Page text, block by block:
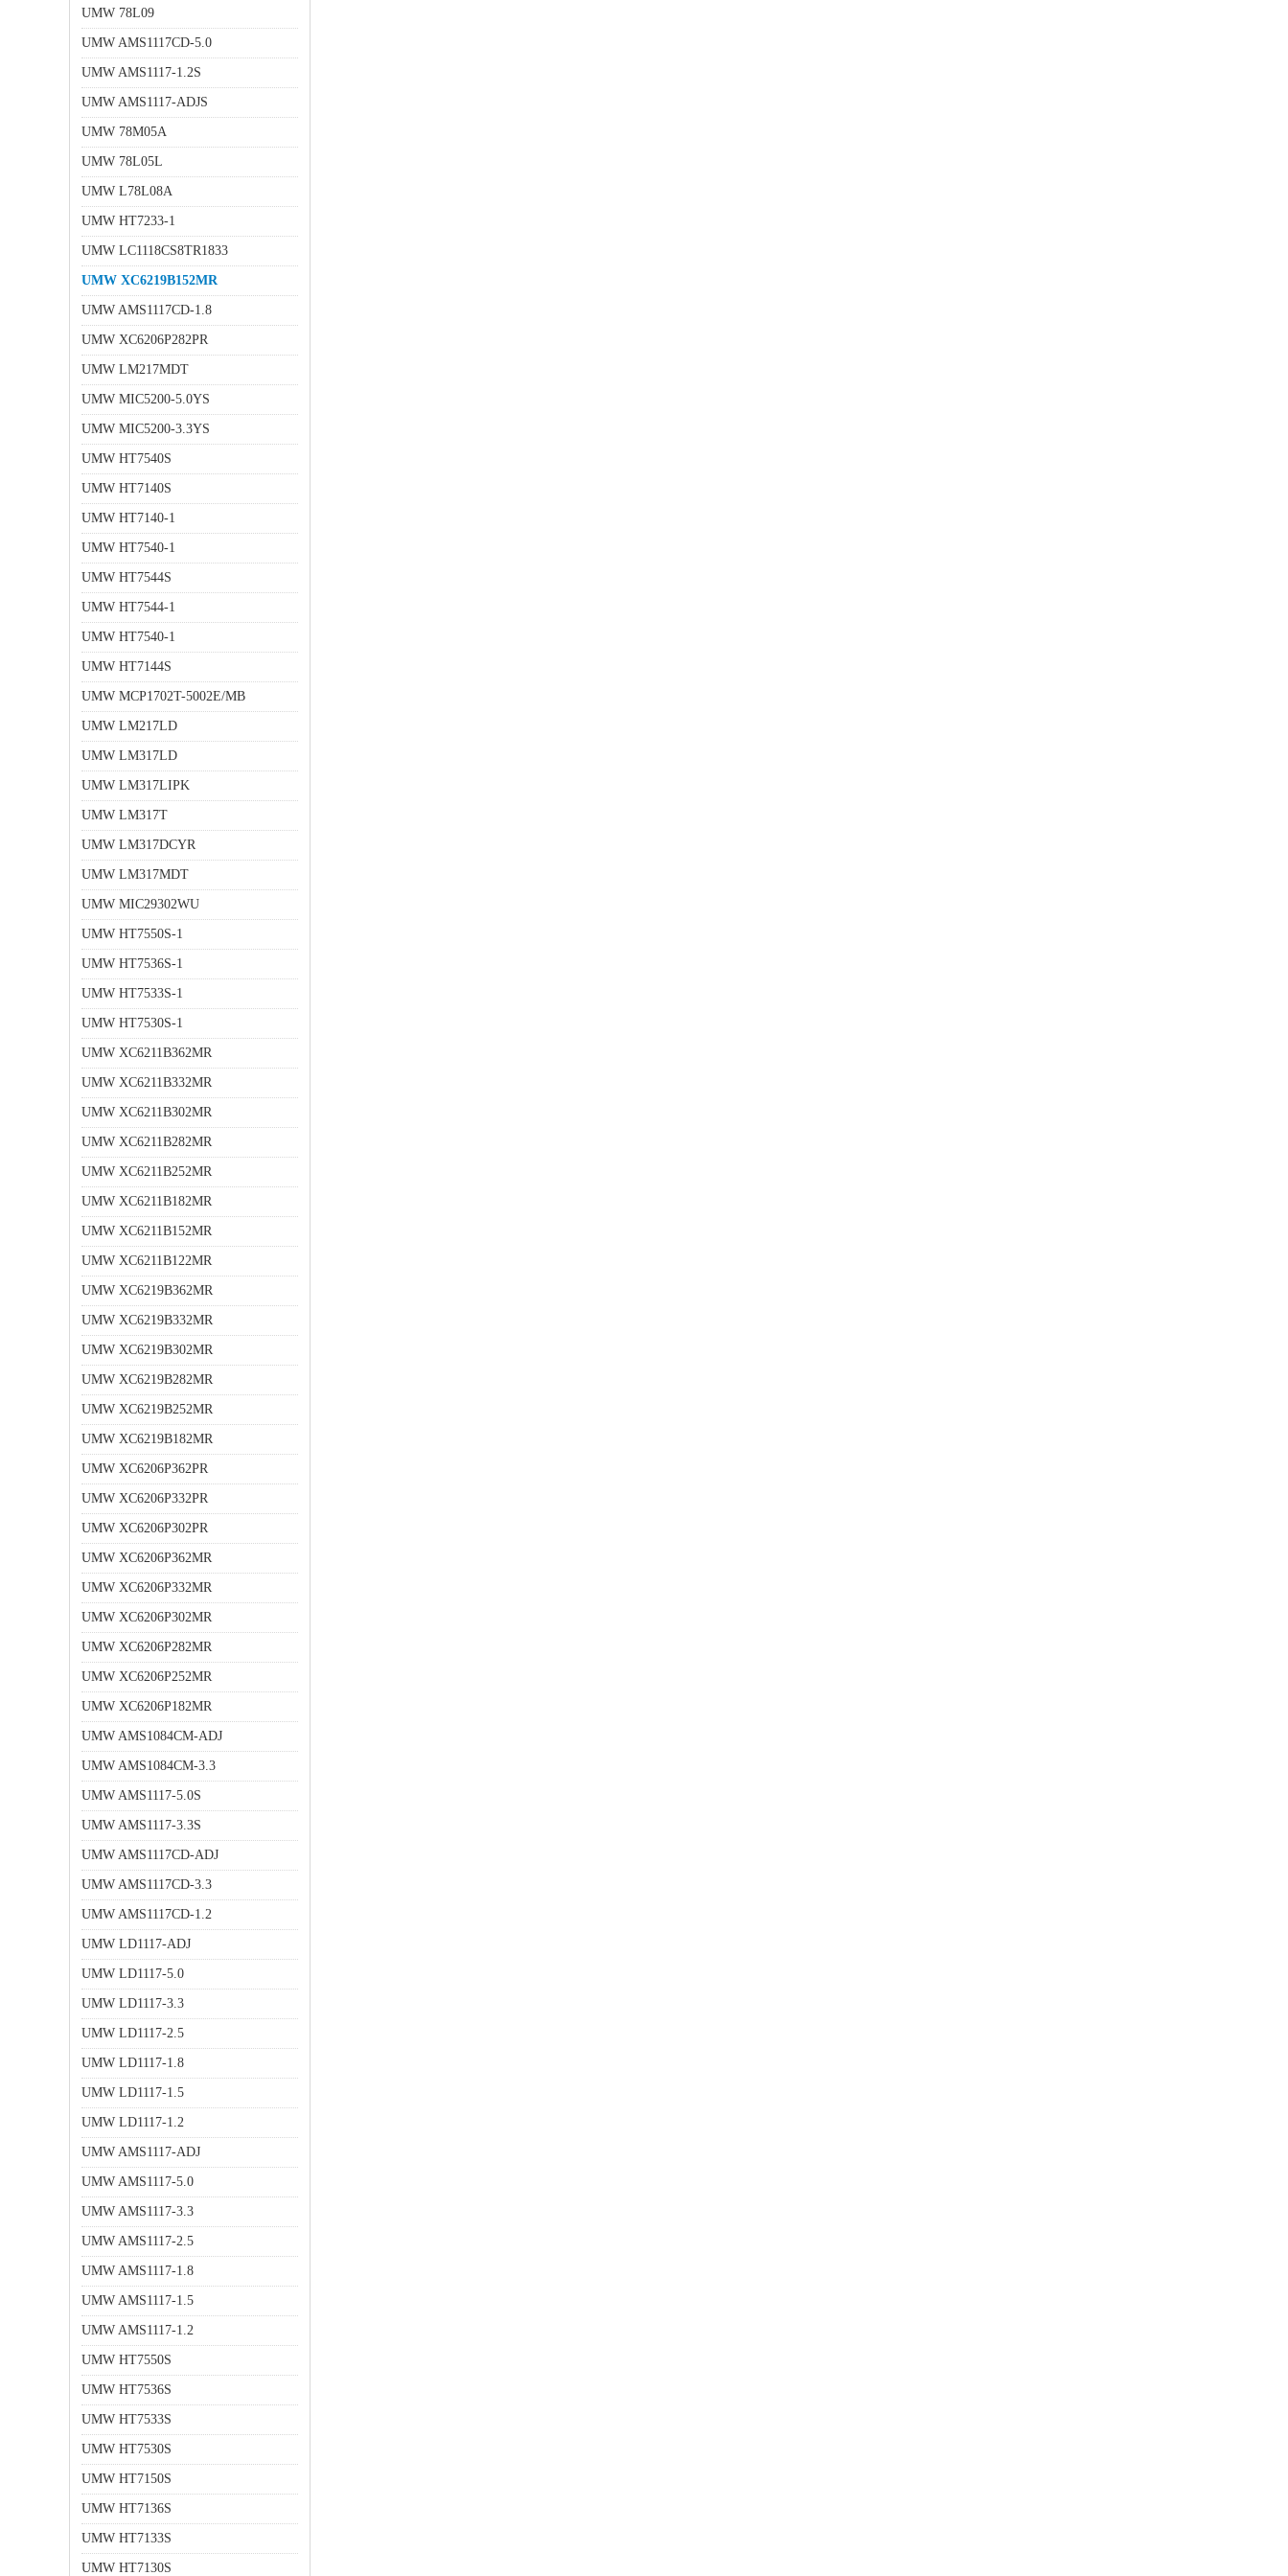
UMW 78L09
UMW AMS1117CD-5.0
UMW AMS1117-1.2S
UMW AMS1117-ADJS
UMW 78M05A
UMW 78L05L
UMW L78L08A
UMW HT7233-1
UMW LC1118CS8TR1833
UMW XC6219B152MR
UMW AMS1117CD-1.8
UMW XC6206P282PR
UMW LM217MDT
UMW MIC5200-5.0YS
UMW MIC5200-3.3YS
UMW HT7540S
UMW HT7140S
UMW HT7140-1
UMW HT7540-1
UMW HT7544S
UMW HT7544-1
UMW HT7540-1
UMW HT7144S
UMW MCP1702T-5002E/MB
UMW LM217LD
UMW LM317LD
UMW LM317LIPK
UMW LM317T
UMW LM317DCYR
UMW LM317MDT
UMW MIC29302WU
UMW HT7550S-1
UMW HT7536S-1
UMW HT7533S-1
UMW HT7530S-1
UMW XC6211B362MR
UMW XC6211B332MR
UMW XC6211B302MR
UMW XC6211B282MR
UMW XC6211B252MR
UMW XC6211B182MR
UMW XC6211B152MR
UMW XC6211B122MR
UMW XC6219B362MR
UMW XC6219B332MR
UMW XC6219B302MR
UMW XC6219B282MR
UMW XC6219B252MR
UMW XC6219B182MR
UMW XC6206P362PR
UMW XC6206P332PR
UMW XC6206P302PR
UMW XC6206P362MR
UMW XC6206P332MR
UMW XC6206P302MR
UMW XC6206P282MR
UMW XC6206P252MR
UMW XC6206P182MR
UMW AMS1084CM-ADJ
UMW AMS1084CM-3.3
UMW AMS1117-5.0S
UMW AMS1117-3.3S
UMW AMS1117CD-ADJ
UMW AMS1117CD-3.3
UMW AMS1117CD-1.2
UMW LD1117-ADJ
UMW LD1117-5.0
UMW LD1117-3.3
UMW LD1117-2.5
UMW LD1117-1.8
UMW LD1117-1.5
UMW LD1117-1.2
UMW AMS1117-ADJ
UMW AMS1117-5.0
UMW AMS1117-3.3
UMW AMS1117-2.5
UMW AMS1117-1.8
UMW AMS1117-1.5
UMW AMS1117-1.2
UMW HT7550S
UMW HT7536S
UMW HT7533S
UMW HT7530S
UMW HT7150S
UMW HT7136S
UMW HT7133S
UMW HT7130S